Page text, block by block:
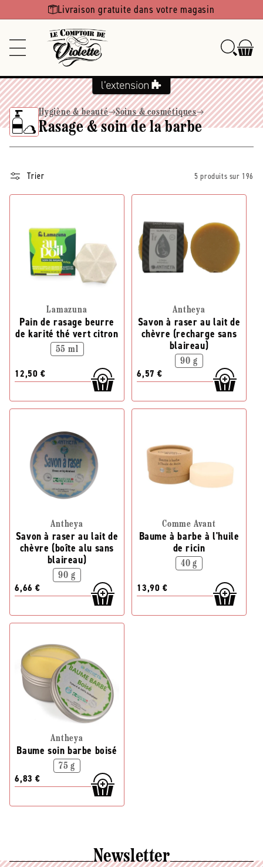
Ignorer et
passer au Livraison gratuite dans votre magasin
Hygiène & beauté Soins & cosmétiques
Rasage & soin de la barbe
Trier 5 produits sur 196
Lamazuna
Pain de rasage beurre
de karité thé vert citron
55 ml
12,50 €
Antheya
Savon à raser au lait de
chèvre (recharge sans
blaireau)
90 g
6,57 €
Antheya
Savon à raser au lait de
chèvre (boîte alu sans
blaireau)
90 g
6,66 €
Comme Avant
Baume à barbe à l'huile
de ricin
40 g
13,90 €
Antheya
Baume soin barbe boisé
75 g
6,83 €
Newsletter